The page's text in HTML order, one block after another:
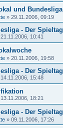
und Bundesliga
» 29.11.2006, 09:19
- Der
21.11.2006, 10:41
» 20.11.2006, 19:58
- Der
14.11.2006, 15:48
13.11.2006, 18:21
- Der
» 09.11.2006, 17:26